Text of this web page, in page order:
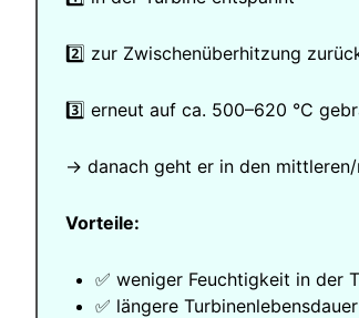
2️⃣ zur Zwischenüberhitzung
3️⃣ erneut auf ca. 500–620 °C
→ danach geht er in den
Vorteile:
✅ weniger Feuchtigkeit in der
✅ längere Turbinenlebensdauer